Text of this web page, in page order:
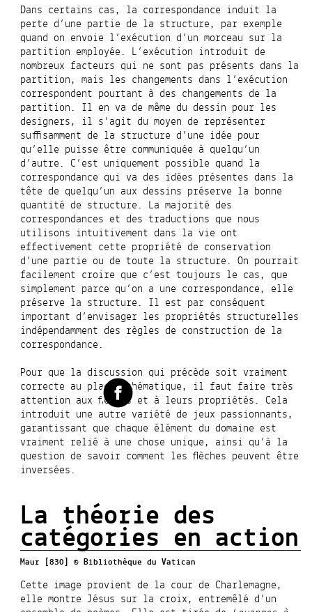
Dans certains cas, la correspondance induit la
perte d’une partie de la structure, par exemple
quand on envoie l’exécution d’un morceau sur la
partition employée. L’exécution introduit de
nombreux facteurs qui ne sont pas présents dans la
partition, mais les changements dans l’exécution
correspondent pourtant à des changements de la
partition. Il en va de même du dessin pour les
designers, il s’agit du moyen de représenter
suffisamment de la structure d’une idée pour
qu’elle puisse être communiquée à quelqu’un
d’autre. C’est uniquement possible quand la
correspondance qui va des idées présentes dans la
tête de quelqu’un aux dessins préserve la bonne
quantité de structure. La majorité des
correspondances et des traductions que nous
utilisons intuitivement dans la vie ont
effectivement cette propriété de conservation
d’une partie ou de toute la structure. On pourrait
facilement croire que c’est toujours le cas, que
simplement parce qu’on a une correspondance, elle
préserve la structure. Il est par conséquent
important d’envisager les propriétés structurelles
indépendamment des règles de construction de la
correspondance.
Pour que la discussion qui précède soit vraiment
correcte au plan mathématique, il faut faire très
attention aux flèches et à leurs propriétés. Cela
introduit une autre variété de jeux passionnants,
garantissant que chaque élément du domaine est
vraiment relié à une chose unique, ainsi qu’à la
question de savoir comment les flèches peuvent être
inversées.
La théorie des
catégories en action
Maur [830] © Bibliothèque du Vatican
Cette image provient de la cour de Charlemagne,
elle montre Jésus sur la croix, entremêlé d’un